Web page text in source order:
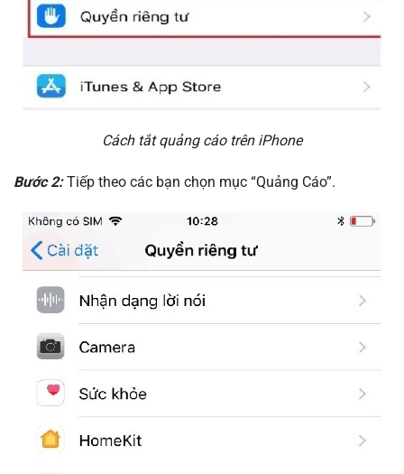
Cách tắt quảng cáo trên iPhone
Bước 2:Tiếp theo các bạn chọn mục “Quảng Cáo”.